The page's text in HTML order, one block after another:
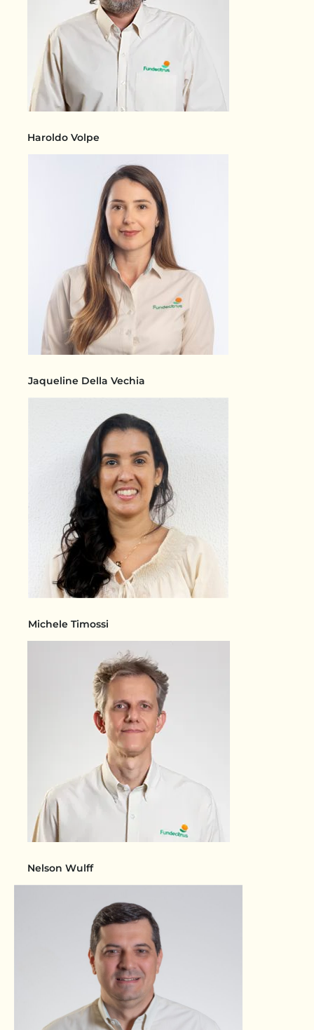
Haroldo Volpe
Jaqueline Della Vechia
Michele Timossi
Nelson Wulff